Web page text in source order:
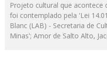
Projeto cultural que acontece
foi contemplado pela 'Lei
Blanc (LAB) - Secretaria de
Minas'; Amor de Salto Alto,